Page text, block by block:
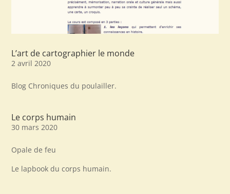
L’art de cartographier le monde
2 avril 2020
Blog Chroniques du poulailler.
Le corps humain
30 mars 2020
Opale de feu
Le lapbook du corps humain.